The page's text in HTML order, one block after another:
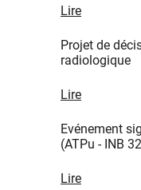
Lire
Projet de
radiologique
Lire
Evénement
(ATPu - INB
Lire